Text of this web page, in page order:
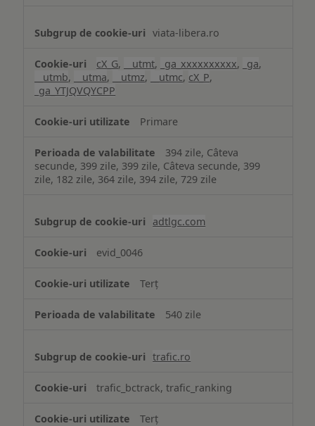
viata-libera.ro
cX_G, __utmt, _ga_xxxxxxxxxx, _ga,
__utmb, __utma, __utmz, __utmc, cX_P,
_ga_YTJQVQYCPP
Primare
394 zile, Câteva
secunde, 399 zile, 399 zile, Câteva secunde, 399
zile, 182 zile, 364 zile, 394 zile, 729 zile
adtlgc.com
evid_0046
Terț
540 zile
trafic.ro
trafic_bctrack, trafic_ranking
Terț